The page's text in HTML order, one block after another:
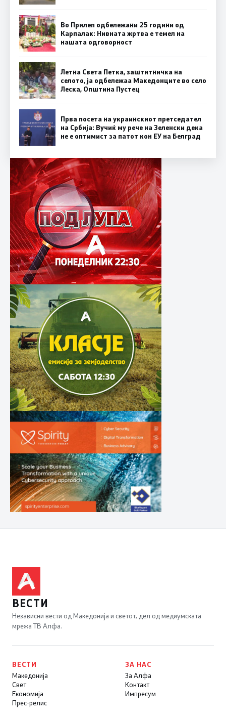
Во Прилеп одбележани 25 години од
Карпалак: Нивната жртва е темел на
нашата одговорност
Летна Света Петка, заштитничка на
селото, ја одбележаа Македонците во село
Леска, Општина Пустец
Прва посета на украинскиот претседател
на Србија: Вучиќ му рече на Зеленски дека
не е оптимист за патот кон ЕУ на Белград
ВЕСТИ
Независни вести од Македонија и светот, дел од медиумската
мрежа ТВ Алфа.
ВЕСТИ
Македонија
Свет
Економија
Прес-релис
ЗА НАС
За Алфа
Контакт
Импресум